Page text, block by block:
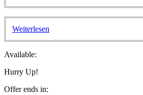
Weiterlesen
Available:
Hurry Up!
Offer ends in: